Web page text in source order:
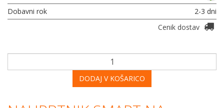
Dobavni rok
2-3 dni
Cenik dostav
DODAJ V KOŠARICO